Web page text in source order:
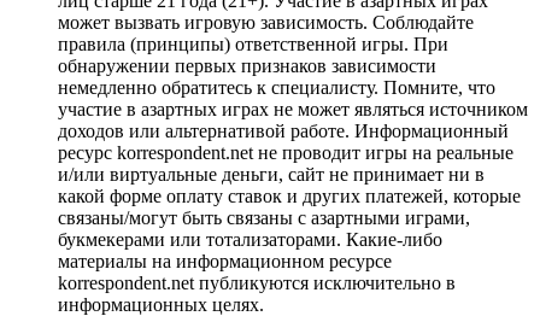
может вызвать игровую зависимость. Соблюдайте
правила (принципы) ответственной игры. При
обнаружении первых признаков зависимости
немедленно обратитесь к специалисту. Помните, что
участие в азартных играх не может являться источником
доходов или альтернативой работе. Информационный
ресурс korrespondent.net не проводит игры на реальные
и/или виртуальные деньги, сайт не принимает ни в
какой форме оплату ставок и других платежей, которые
связаны/могут быть связаны с азартными играми,
букмекерами или тотализаторами. Какие-либо
материалы на информационном ресурсе
korrespondent.net публикуются исключительно в
информационных целях.